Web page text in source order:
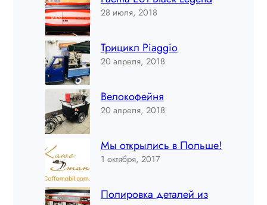
28 июля, 2018
Трицикл Piaggio
20 апреля, 2018
Велокофейня
20 апреля, 2018
Мы открылись в Польше!
1 октября, 2017
Полировка деталей из